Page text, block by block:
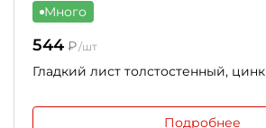
Много
544 ₽/шт
Гладкий лист толстостенный, цинк
Подробнее